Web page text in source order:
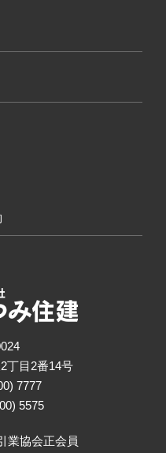
丁目2番14号
7777
5575
業協会正会員